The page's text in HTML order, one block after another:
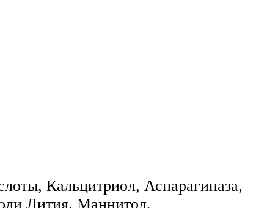
Кальцитриол, Аспарагиназа,
Лития, Маннитол,